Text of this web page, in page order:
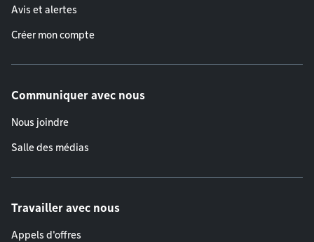
Avis et alertes
Créer mon compte
Communiquer avec nous
Nous joindre
Salle des médias
Travailler avec nous
Appels d'offres